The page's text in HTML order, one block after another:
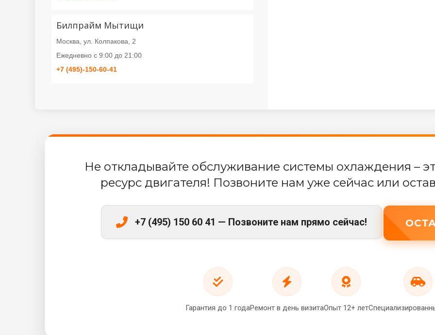
Билпрайм Мытищи
Москва, ул. Колпакова, 2
Ежедневно с 9:00 до 21:00
+7 (495)-150-60-41
Не откладывайте обслуживание системы охлаждения –
ресурс двигателя! Позвоните нам уже сейчас или
+7 (495) 150 60 41 — Позвоните нам прямо сейчас!
Гарантия до 1 годаРемонт в день визитаОпыт 12+ лет